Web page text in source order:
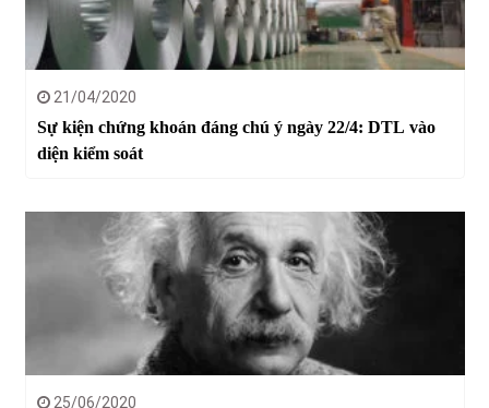
21/04/2020
Sự kiện chứng khoán đáng chú ý ngày 22/4: DTL vào
diện kiểm soát
25/06/2020